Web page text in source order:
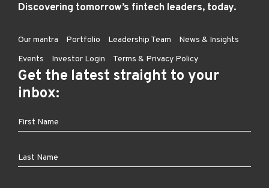
Discovering tomorrow’s fintech leaders, today.
Our mantra Portfolio Leadership Team
News & Insights
Events
Investor Login Terms & Privacy Policy
Get the latest straight to your
inbox: